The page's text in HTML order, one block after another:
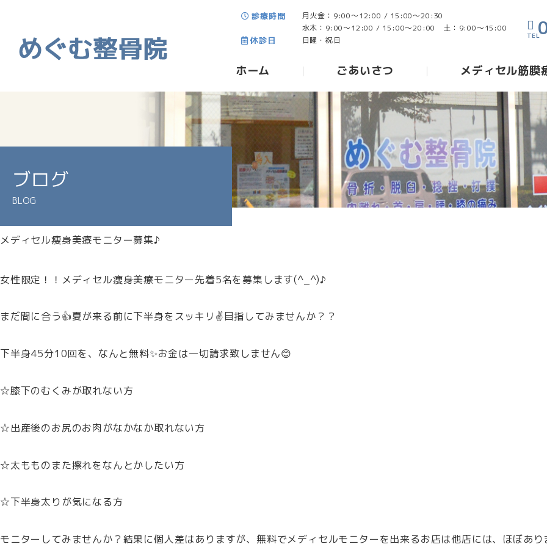
診療時間
月火金：9:00～12:00 / 15:00～20:30
水木：9:00～12:00 / 15:00～20:00
土：9:00～15:00
休診日 日曜・祝日
ホーム ごあいさつ メディセル筋膜
ブログ
BLOG
メディセル痩身美療モニター募集♪
女性限定！！メディセル痩身美療モニター先着5名を募集します(^_^)♪
まだ間に合う👍夏が来る前に下半身をスッキリ✌目指してみませんか？？
下半身45分10回を、なんと無料✨お金は一切請求致しません😊
☆膝下のむくみが取れない方
☆出産後のお尻のお肉がなかなか取れない方
☆太もものまた擦れをなんとかしたい方
☆下半身太りが気になる方
モニターしてみませんか？結果に個人差はありますが、無料でメディセルモニターを出来るお店は他店には、ほぼあ